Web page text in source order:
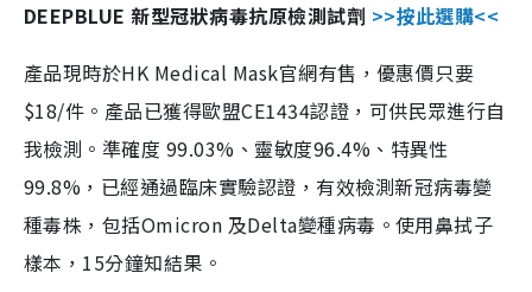
DEEPBLUE 新型冠狀病毒抗原檢測試劑 >>按此選購<<
產品現時於HK Medical Mask官網有售，優惠價只要
$18/件。產品已獲得歐盟CE1434認證，可供民眾進行自
我檢測。準確度 99.03%、靈敏度96.4%、特異性
99.8%，已經通過臨床實驗認證，有效檢測新冠病毒變
種毒株，包括Omicron 及Delta變種病毒。使用鼻拭子
樣本，15分鐘知結果。